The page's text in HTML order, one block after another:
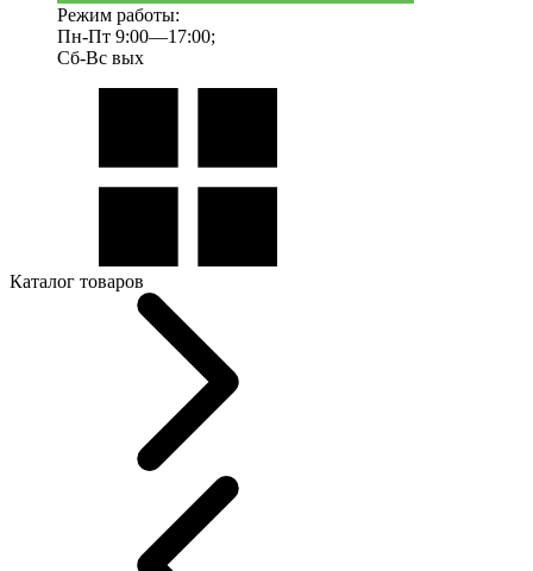
Режим работы:
Пн-Пт 9:00—17:00;
Сб-Вс вых
Каталог товаров